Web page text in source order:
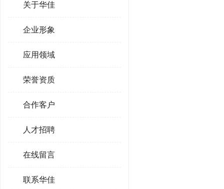
关于华佳
企业形象
应用领域
荣誉资质
合作客户
人才招聘
在线留言
联系华佳